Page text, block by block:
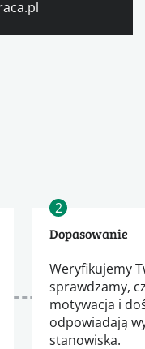
2
Dopasowanie
Weryfikujemy
sprawdzamy,
motywacja i
odpowiadają
stanowiska.